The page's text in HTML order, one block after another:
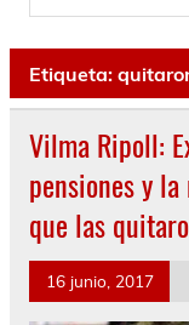
Etiqueta:
Vilma Ripoll:
pensiones y
que las
16 junio, 2017